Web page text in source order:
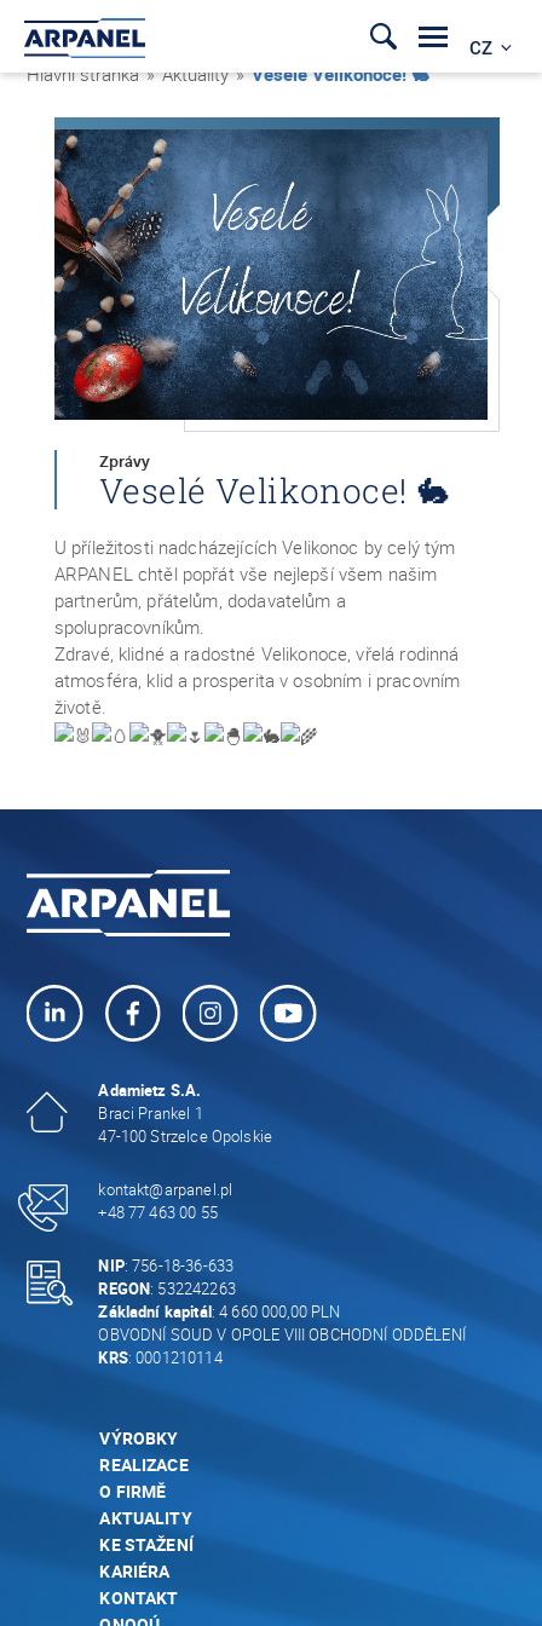
CZ
Hlavní stránka » Aktuality »Veselé Velikonoce! 🐇
Zprávy
Veselé Velikonoce! 🐇
U příležitosti nadcházejících Velikonoc by celý tým
ARPANEL chtěl popřát vše nejlepší všem našim
partnerům, přátelům, dodavatelům a
spolupracovníkům.
Zdravé, klidné a radostné Velikonoce, vřelá rodinná
atmosféra, klid a prosperita v osobním i pracovním
životě.
Adamietz S.A.
Braci Prankel 1
47-100 Strzelce Opolskie
kontakt@arpanel.pl
+48 77 463 00 55
NIP: 756-18-36-633
REGON: 532242263
Základní kapitál: 4 660 000,00 PLN
OBVODNÍ SOUD V OPOLE VIII OBCHODNÍ ODDĚLENÍ
KRS: 0001210114
VÝROBKY
REALIZACE
O FIRMĚ
AKTUALITY
KE STAŽENÍ
KARIÉRA
KONTAKT